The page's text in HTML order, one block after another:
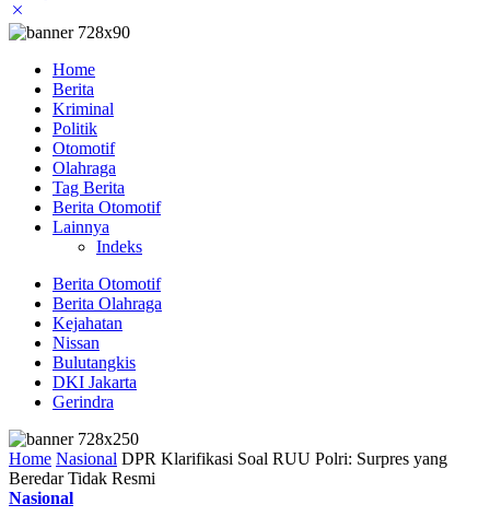
Home
Berita
Kriminal
Politik
Otomotif
Olahraga
Tag Berita
Berita Otomotif
Lainnya
Indeks
Berita Otomotif
Berita Olahraga
Kejahatan
Nissan
Bulutangkis
DKI Jakarta
Gerindra
Home Nasional DPR Klarifikasi Soal RUU Polri: Surpres yang
Beredar Tidak Resmi
Nasional